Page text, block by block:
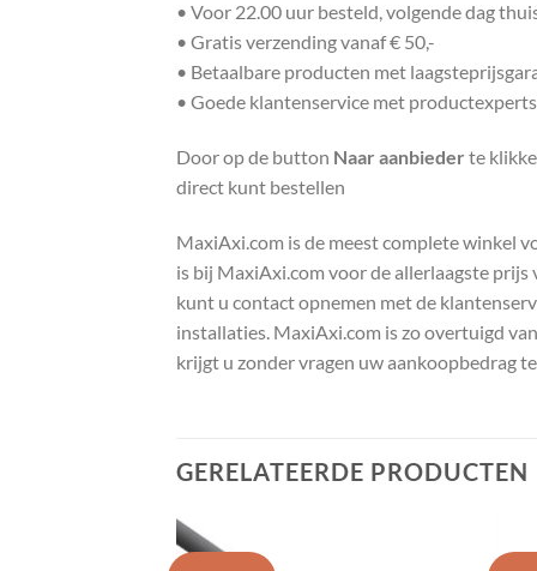
• Voor 22.00 uur besteld, volgende dag
• Gratis verzending vanaf € 50,-
• Betaalbare producten met
• Goede klantenservice met productexperts
Door op de button Naar aanbieder te
direct kunt bestellen
MaxiAxi.com is de meest complete winkel
is bij MaxiAxi.com voor de allerlaagste prijs
kunt u contact opnemen met de
installaties. MaxiAxi.com is zo overtuigd
krijgt u zonder vragen uw aankoopbedrag
GERELATEERDE PRODUCTEN